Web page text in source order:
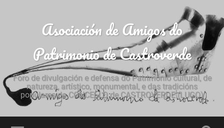
Asociación de Amigos do
Patrimonio de Castroverde
Foro de divulgación e defensa do Patrimonio cultural, de
natureza, artístico, monumental, e das tradicións
populares do CONCELLO de CASTROVERDE (LUGO)